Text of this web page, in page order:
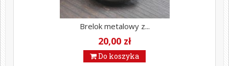
Brelok metalowy z...
20,00 zł
Do koszyka